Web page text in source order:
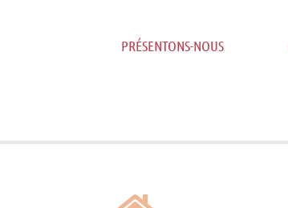
PRÉSENTONS-NOUS